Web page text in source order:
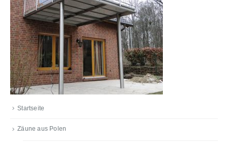
Startseite
Zäune aus Polen